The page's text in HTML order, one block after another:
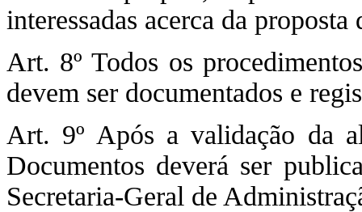
interessadas acerca da proposta
Art. 8º Todos os
devem ser documentados e
Art. 9º Após a validação da
Documentos deverá ser
Secretaria-Geral de